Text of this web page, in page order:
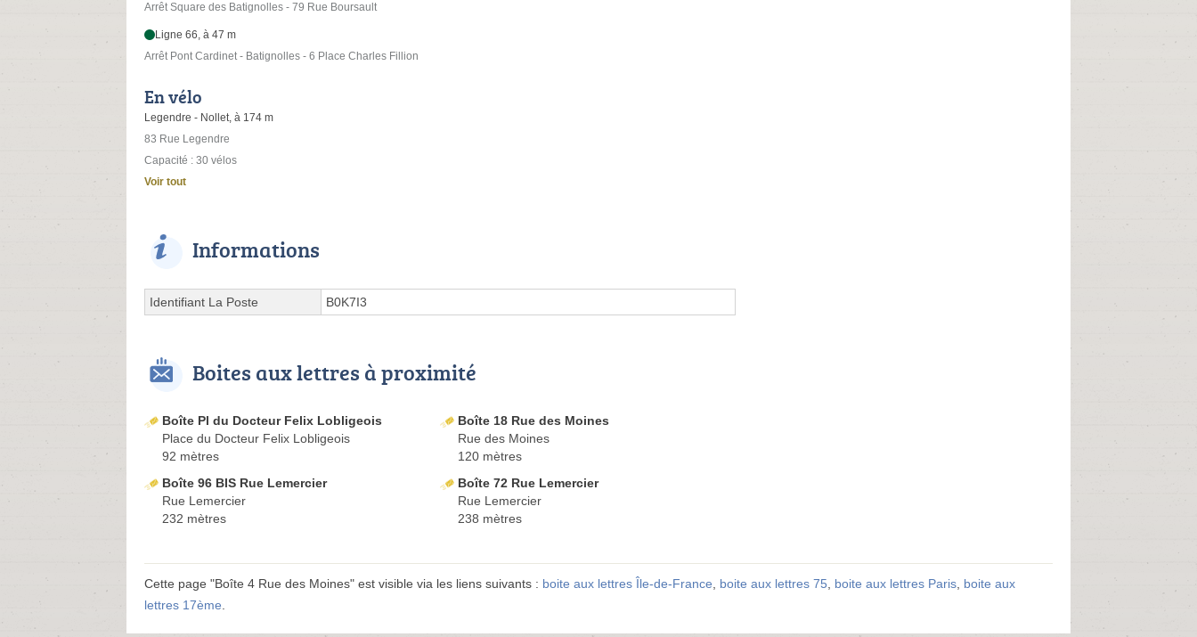
Arrêt Square des Batignolles - 79 Rue Boursault
Ligne 66, à 47 m
Arrêt Pont Cardinet - Batignolles - 6 Place Charles Fillion
En vélo
Legendre - Nollet, à 174 m
83 Rue Legendre
Capacité : 30 vélos
Voir tout
Informations
Identifiant La Poste B0K7I3
Boites aux lettres à proximité
Boîte Pl du Docteur Felix Lobligeois
Place du Docteur Felix Lobligeois
92 mètres
Boîte 18 Rue des Moines
Rue des Moines
120 mètres
Boîte 96 BIS Rue Lemercier
Rue Lemercier
232 mètres
Boîte 72 Rue Lemercier
Rue Lemercier
238 mètres
Cette page "Boîte 4 Rue des Moines" est visible via les liens suivants : boite aux lettres Île-de-France, boite aux lettres 75, boite aux lettres Paris, boite aux
lettres 17ème.